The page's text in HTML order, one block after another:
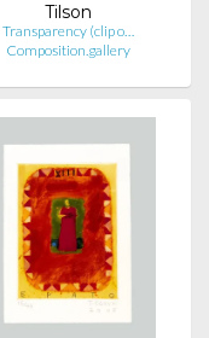
Tilson
Transparency (clip o…
Composition.gallery